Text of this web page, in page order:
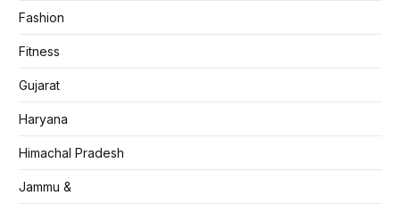
Fashion
Fitness
Gujarat
Haryana
Himachal Pradesh
Jammu &